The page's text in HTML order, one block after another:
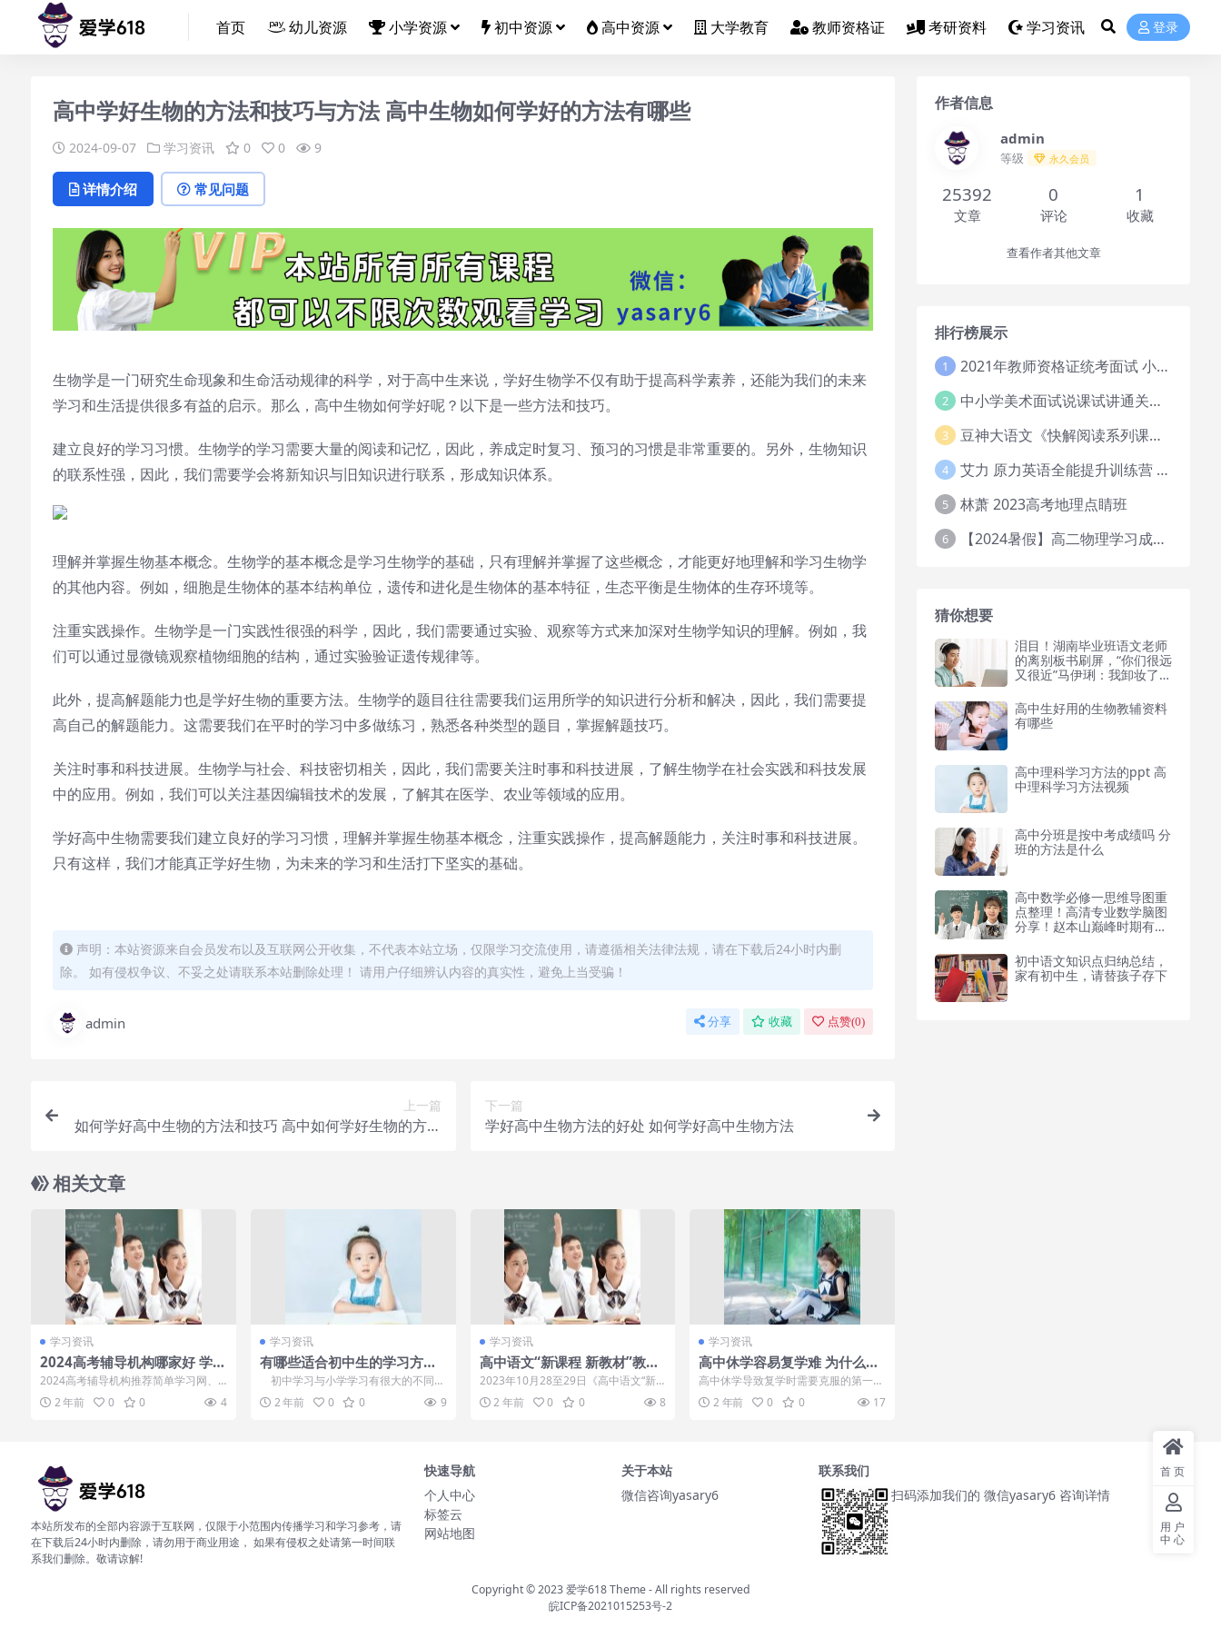
首页 幼儿资源 小学资源 初中资源 高中资源 大学教育 教师资格证 考研资料 学习资讯 登录
高中学好生物的方法和技巧与方法 高中生物如何学好的方法有哪些
2024-09-07 学习资讯 0 0 9
详情介绍 常见问题
生物学是一门研究生命现象和生命活动规律的科学，对于高中生来说，学好生物学不仅有助于提高科学素养，还能为我们的未来
学习和生活提供很多有益的启示。那么，高中生物如何学好呢？以下是一些方法和技巧。
建立良好的学习习惯。生物学的学习需要大量的阅读和记忆，因此，养成定时复习、预习的习惯是非常重要的。另外，生物知识
的联系性强，因此，我们需要学会将新知识与旧知识进行联系，形成知识体系。
理解并掌握生物基本概念。生物学的基本概念是学习生物学的基础，只有理解并掌握了这些概念，才能更好地理解和学习生物学
的其他内容。例如，细胞是生物体的基本结构单位，遗传和进化是生物体的基本特征，生态平衡是生物体的生存环境等。
注重实践操作。生物学是一门实践性很强的科学，因此，我们需要通过实验、观察等方式来加深对生物学知识的理解。例如，我
们可以通过显微镜观察植物细胞的结构，通过实验验证遗传规律等。
此外，提高解题能力也是学好生物的重要方法。生物学的题目往往需要我们运用所学的知识进行分析和解决，因此，我们需要提
高自己的解题能力。这需要我们在平时的学习中多做练习，熟悉各种类型的题目，掌握解题技巧。
关注时事和科技进展。生物学与社会、科技密切相关，因此，我们需要关注时事和科技进展，了解生物学在社会实践和科技发展
中的应用。例如，我们可以关注基因编辑技术的发展，了解其在医学、农业等领域的应用。
学好高中生物需要我们建立良好的学习习惯，理解并掌握生物基本概念，注重实践操作，提高解题能力，关注时事和科技进展。
只有这样，我们才能真正学好生物，为未来的学习和生活打下坚实的基础。
声明：本站资源来自会员发布以及互联网公开收集，不代表本站立场，仅限学习交流使用，请遵循相关法律法规，请在下载后24小时内删
除。 如有侵权争议、不妥之处请联系本站删除处理！ 请用户仔细辨认内容的真实性，避免上当受骗！
admin 分享 收藏 点赞(0)
上一篇
如何学好高中生物的方法和技巧 高中如何学好生物的方法
下一篇
学好高中生物方法的好处 如何学好高中生物方法
相关文章
学习资讯
2024高考辅导机构哪家好 学费
是多少
2024高考辅导机构推荐简单学习网、
龙文教育、戴氏教育、正保远程教育、
昂立教育、...
2 年前 0 0 4
学习资讯
有哪些适合初中生的学习方
法？
初中学习与小学学习有很大的不同，
初中是由小学向高中过渡的时期，学生
的身心发展也...
2 年前 0 0 9
学习资讯
高中语文“新课程 新教材”教学
在山东省实验中学德润校区召
开乾隆出一上联，意图明显，
只有纪晓岚领悟到，下联对得
2023年10月28至29日《高中语文“新
课程 新教材”教学展示暨“名家论语文”...
2 年前 0 0 8
学习资讯
高中休学容易复学难 为什么这
么说
高中休学导致复学时需要克服的第一个
难题是时间上的压力。休学的时间通常
会持续数月至...
2 年前 0 0 17
作者信息
admin
等级 永久会员
25392
文章
0
评论
1
收藏
查看作者其他文章
排行榜展示
1 2021年教师资格证统考面试 小学教资资料试讲+答辩
2 中小学美术面试说课试讲通关班14讲（辅助资料第一套）
3 豆神大语文《快解阅读系列课教程完整》
4 艾力 原力英语全能提升训练营 151G网课大合集
5 林萧 2023高考地理点睛班
6 【2024暑假】高二物理学习成长与规划系统1期
猜你想要
泪目！湖南毕业班语文老师
的离别板书刷屏，“你们很远
又很近”马伊琍：我卸妆了，
圆圆：差距真大
高中生好用的生物教辅资料
有哪些
高中理科学习方法的ppt 高
中理科学习方法视频
高中分班是按中考成绩吗 分
班的方法是什么
高中数学必修一思维导图重
点整理！高清专业数学脑图
分享！赵本山巅峰时期有多
后一张才厉害
初中语文知识点归纳总结，
家有初中生，请替孩子存下
本站所发布的全部内容源于互联网，仅限于小范围内传播学习和学习参考，请
在下载后24小时内删除，请勿用于商业用途， 如果有侵权之处请第一时间联
系我们删除。敬请谅解!
快速导航
个人中心
标签云
网站地图
关于本站
微信咨询yasary6
联系我们
扫码添加我们的 微信yasary6 咨询详情
Copyright © 2023爱学618 Theme- All rights reserved
皖ICP备2021015253号-2
首页
用户
中心